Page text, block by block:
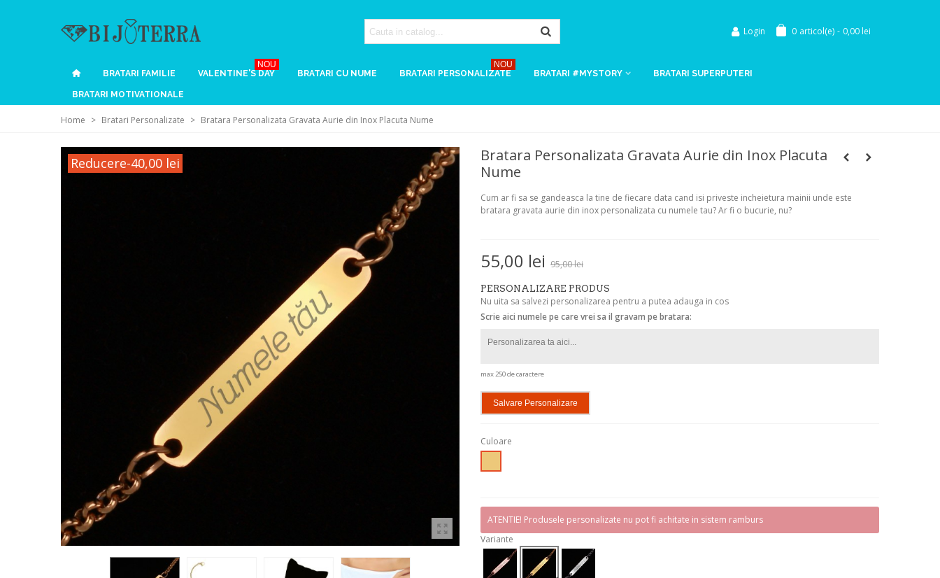
Login 0 articol(e) - 0,00 lei
BRATARI FAMILIE VALENTINE'S DAY
NOU
BRATARI CU NUME
BRATARI PERSONALIZATE
NOU
BRATARI #MYSTORY
BRATARI SUPERPUTERI
BRATARI MOTIVATIONALE
Home > Bratari Personalizate > Bratara Personalizata Gravata Aurie din Inox Placuta Nume
Reducere-40,00 lei
Bratara Personalizata Gravata Aurie din Inox Placuta
Nume
Cum ar fi sa se gandeasca la tine de fiecare data cand isi priveste incheietura mainii unde este
bratara gravata aurie din inox personalizata cu numele tau? Ar fi o bucurie, nu?
55,00 lei 95,00 lei
PERSONALIZARE PRODUS
Nu uita sa salvezi personalizarea pentru a putea adauga in cos
Scrie aici numele pe care vrei sa il gravam pe bratara:
max 250 de caractere
Salvare Personalizare
Culoare
ATENTIE! Produsele personalizate nu pot fi achitate in sistem ramburs
Variante